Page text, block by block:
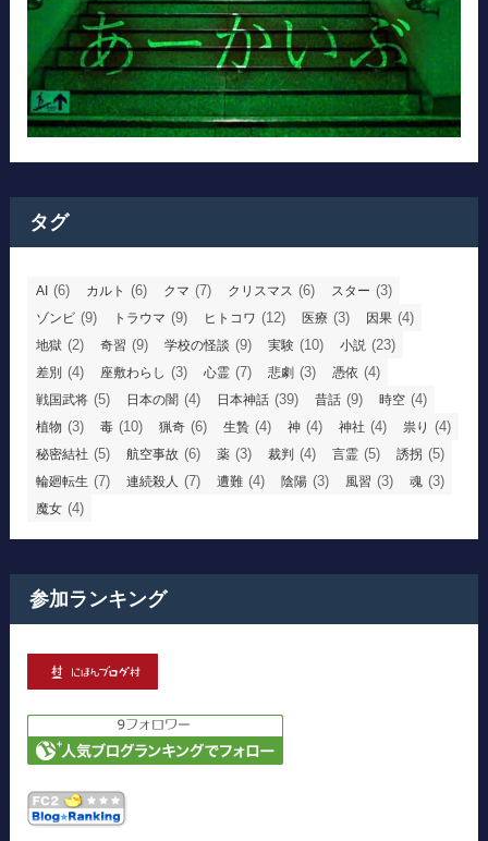
タグ
AI (6) カルト (6) クマ (7) クリスマス (6) スター (3)
ゾンビ (9) トラウマ (9) ヒトコワ (12) 医療 (3) 因果 (4)
地獄 (2) 奇習 (9) 学校の怪談 (9) 実験 (10) 小説 (23)
差別 (4) 座敷わらし (3) 心霊 (7) 悲劇 (3) 憑依 (4)
戦国武将 (5) 日本の闇 (4) 日本神話 (39) 昔話 (9) 時空 (4)
植物 (3) 毒 (10) 猟奇 (6) 生贄 (4) 神 (4) 神社 (4) 祟り (4)
秘密結社 (5) 航空事故 (6) 薬 (3) 裁判 (4) 言霊 (5) 誘拐 (5)
輪廻転生 (7) 連続殺人 (7) 遭難 (4) 陰陽 (3) 風習 (3) 魂 (3)
魔女 (4)
参加ランキング